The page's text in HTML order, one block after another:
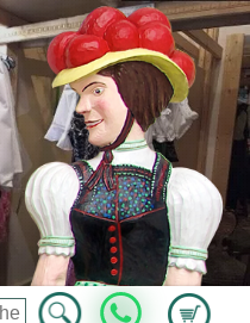
Zum
WhatsApp